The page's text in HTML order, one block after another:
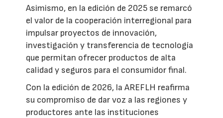
Asimismo, en la edición de 2025 se remarcó
el valor de la cooperación interregional para
impulsar proyectos de innovación,
investigación y transferencia de tecnología
que permitan ofrecer productos de alta
calidad y seguros para el consumidor final.
Con la edición de 2026, la AREFLH reafirma
su compromiso de dar voz a las regiones y
productores ante las instituciones